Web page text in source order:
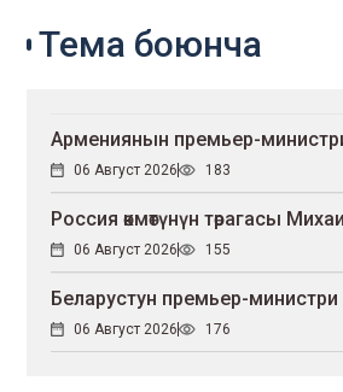
Тема боюнча
Армениянын премьер-
06 Август 2026 183
Россия өкмөтүнүн төрагасы
06 Август 2026 155
Беларустун премьер-
06 Август 2026 176